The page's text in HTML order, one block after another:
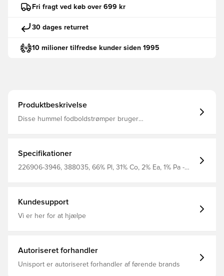
Fri fragt ved køb over 699 kr
30 dages returret
10 milioner tilfredse kunder siden 1995
Produktbeskrivelse
Disse hummel fodboldstrømper bruger
praktiske. Ekstra komfortable med svangstøtte.
Specifikationer
226906-3946, 388035, 66% Pl, 31% Co, 2% Ea, 1% Pa -
Kundesupport
Vi er her for at hjælpe
Autoriseret forhandler
Unisport er autoriseret forhandler af førende brands